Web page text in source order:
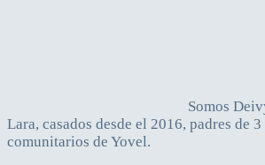
Somos
Lara, casados desde el 2016, padres de
comunitarios de Yovel.